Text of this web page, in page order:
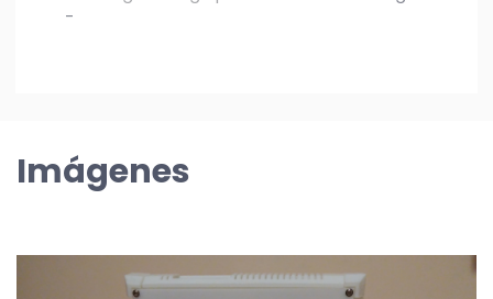
-
Imágenes